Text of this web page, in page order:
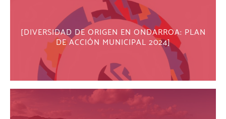
DIVERSIDAD DE ORIGEN EN ONDARROA: PLAN
DE ACCIÓN MUNICIPAL 2024